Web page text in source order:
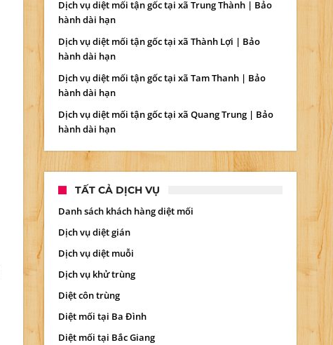
Dịch vụ diệt mối tận gốc tại xã Trung Thành | Bảo
hành dài hạn
Dịch vụ diệt mối tận gốc tại xã Thành Lợi | Bảo
hành dài hạn
Dịch vụ diệt mối tận gốc tại xã Tam Thanh | Bảo
hành dài hạn
Dịch vụ diệt mối tận gốc tại xã Quang Trung | Bảo
hành dài hạn
TẤT CẢ DỊCH VỤ
Danh sách khách hàng diệt mối
Dịch vụ diệt gián
Dịch vụ diệt muỗi
Dịch vụ khử trùng
Diệt côn trùng
Diệt mối tại Ba Đình
Diệt mối tại Bắc Giang